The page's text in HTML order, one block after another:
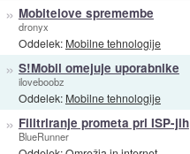
» Mobitelove spremembe
dronyx
Oddelek: Mobilne tehnologije
» S!Mobil omejuje uporabnike
iloveboobz
Oddelek: Mobilne tehnologije
» Filitriranje prometa pri ISP-jih
BlueRunner